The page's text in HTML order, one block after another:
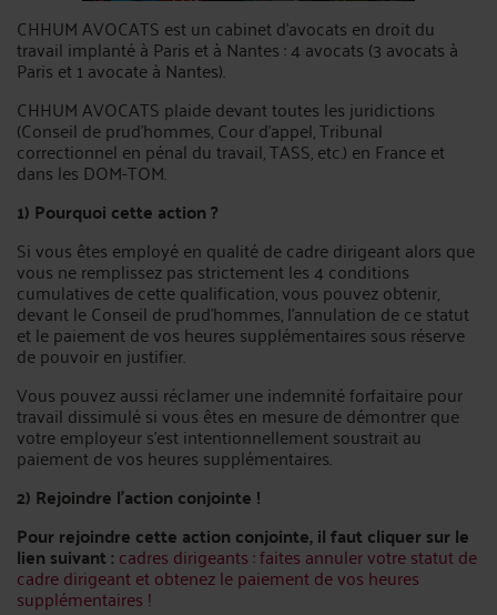
CHHUM AVOCATS est un cabinet d’avocats en droit du
travail implanté à Paris et à Nantes : 4 avocats (3 avocats à
Paris et 1 avocate à Nantes).
CHHUM AVOCATS plaide devant toutes les juridictions
(Conseil de prud’hommes, Cour d’appel, Tribunal
correctionnel en pénal du travail, TASS, etc.) en France et
dans les DOM-TOM.
1) Pourquoi cette action ?
Si vous êtes employé en qualité de cadre dirigeant alors que
vous ne remplissez pas strictement les 4 conditions
cumulatives de cette qualification, vous pouvez obtenir,
devant le Conseil de prud’hommes, l’annulation de ce statut
et le paiement de vos heures supplémentaires sous réserve
de pouvoir en justifier.
Vous pouvez aussi réclamer une indemnité forfaitaire pour
travail dissimulé si vous êtes en mesure de démontrer que
votre employeur s’est intentionnellement soustrait au
paiement de vos heures supplémentaires.
2) Rejoindre l’action conjointe !
Pour rejoindre cette action conjointe, il faut cliquer sur le
lien suivant : cadres dirigeants : faites annuler votre statut de
cadre dirigeant et obtenez le paiement de vos heures
supplémentaires !